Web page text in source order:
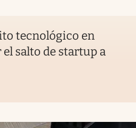
tecnológico en
salto de startup a